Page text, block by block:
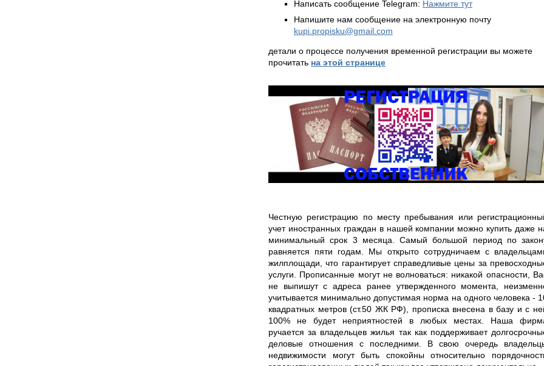
Написать сообщение Telegram: Нажмите тут
Напишите нам сообщение на электронную почту
kupi.propisku@gmail.com
детали о процессе получения временной регистрации вы можете
прочитать на этой странице
Честную регистрацию по месту пребывания или
учет иностранных граждан в нашей компании можно купить даже
минимальный срок 3 месяца. Самый большой период по
равняется пяти годам. Мы открыто сотрудничаем с
жилплощади, что гарантирует справедливые цены за
услуги. Прописанные могут не волноваться: никакой опасности,
не выпишут с адреса ранее утвержденного момента,
учитывается минимально допустимая норма на одного человека -
квадратных метров (ст.50 ЖК РФ), прописка внесена в базу и с
100% не будет неприятностей в любых местах. Наша
ручается за владельцев жилья так как поддерживает
деловые отношения с последними. В свою очередь
недвижимости могут быть спокойны относительно